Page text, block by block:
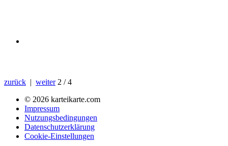
zurück | weiter 2 / 4
© 2026 karteikarte.com
Impressum
Nutzungsbedingungen
Datenschutzerklärung
Cookie-Einstellungen